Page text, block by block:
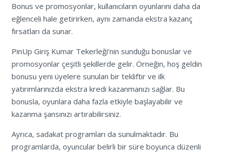
Bonus ve promosyonlar, kullanıcıların oyunlarını daha da
eğlenceli hale getirirken, aynı zamanda ekstra kazanç
fırsatları da sunar.
PinUp Giriş Kumar Tekerleği’nin sunduğu bonuslar ve
promosyonlar çeşitli şekillerde gelir. Örneğin, hoş geldin
bonusu yeni üyelere sunulan bir tekliftir ve ilk
yatırımlarınızda ekstra kredi kazanmanızı sağlar. Bu
bonusla, oyunlara daha fazla etkiyle başlayabilir ve
kazanma şansınızı artırabilirsiniz.
Ayrıca, sadakat programları da sunulmaktadır. Bu
programlarda, oyuncular belirli bir süre boyunca düzenli